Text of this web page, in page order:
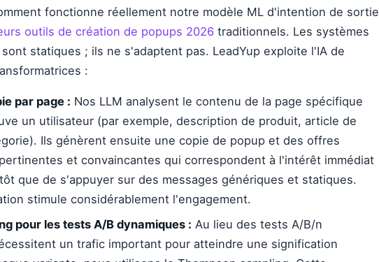
fonctionne réellement notre modèle ML d'intention de sortie
outils de création de popups 2026 traditionnels. Les systèmes
statiques ; ils ne s'adaptent pas. LeadYup exploite l'IA de
:
par page : Nos LLM analysent le contenu de la page spécifique
un utilisateur (par exemple, description de produit, article de
Ils génèrent ensuite une copie de popup et des offres
et convaincantes qui correspondent à l'intérêt immédiat
que de s'appuyer sur des messages génériques et statiques.
stimule considérablement l'engagement.
pour les tests A/B dynamiques : Au lieu des tests A/B/n
un trafic important pour atteindre une signification